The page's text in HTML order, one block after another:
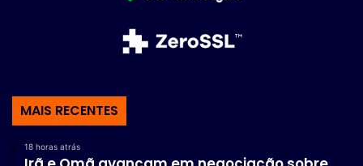
MAIS RECENTES
18 horas atrás